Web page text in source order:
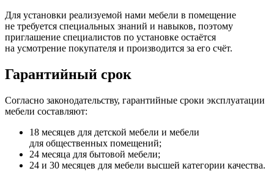
Для установки реализуемой нами мебели в помещение
не требуется специальных знаний и навыков, поэтому
приглашение специалистов по установке остаётся
на усмотрение покупателя и производится за его счёт.
Гарантийный срок
Согласно законодательству, гарантийные сроки эксплуатации
мебели составляют:
18 месяцев для детской мебели и мебели
для общественных помещений;
24 месяца для бытовой мебели;
24 и 30 месяцев для мебели высшей категории качества.